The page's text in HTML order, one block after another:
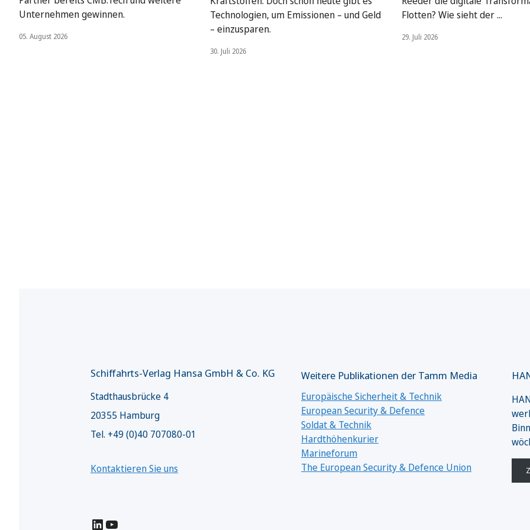
Unternehmen gewinnen.
05. August 2026
Technologien, um Emissionen – und Geld
– einzusparen.
30. Juli 2026
Flotten? Wie sieht der ...
29. Juli 2026
Schiffahrts-Verlag Hansa GmbH & Co. KG
Stadthausbrücke 4
20355 Hamburg
Tel. +49 (0)40 707080-01
Kontaktieren Sie uns
LinkedIn
YouTube
Weitere Publikationen der Tamm Media
Europäische Sicherheit & Technik
European Security & Defence
Soldat & Technik
Hardthöhenkurier
Marineforum
The European Security & Defence Union